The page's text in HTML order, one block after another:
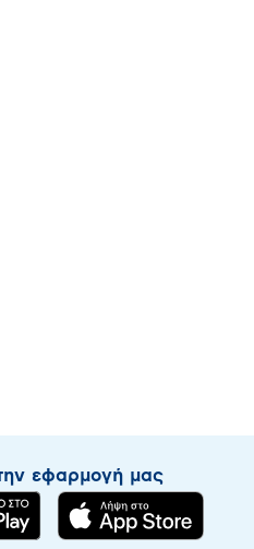
εφαρμογή μας